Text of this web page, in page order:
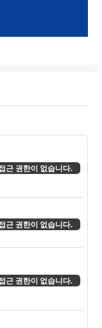
근 권한이 없습니다.
근 권한이 없습니다.
근 권한이 없습니다.